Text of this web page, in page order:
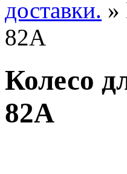
доставки. »
82А
Колесо
82А